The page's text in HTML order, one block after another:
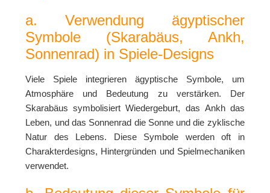
a. Verwendung ägyptischer
Symbole (Skarabäus, Ankh,
Sonnenrad) in Spiele-Designs
Viele Spiele integrieren ägyptische Symbole, um
Atmosphäre und Bedeutung zu verstärken. Der
Skarabäus symbolisiert Wiedergeburt, das Ankhdas
Leben, und das Sonnenrad die Sonne und die zyklische
Natur des Lebens. Diese Symbole werden oft in
Charakterdesigns, Hintergründen und Spielmechaniken
verwendet.